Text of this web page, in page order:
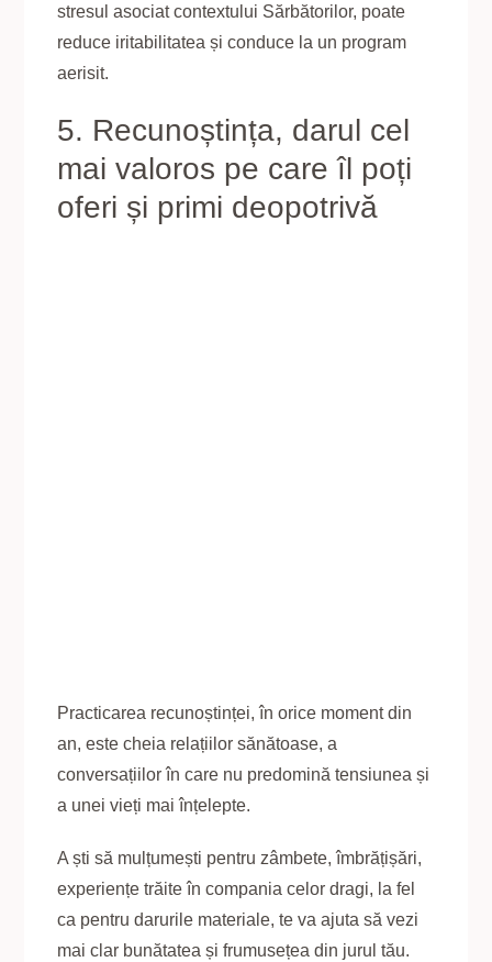
stresul asociat contextului Sărbătorilor, poate
reduce iritabilitatea și conduce la un program
aerisit.
5. Recunoștința, darul cel
mai valoros pe care îl poți
oferi și primi deopotrivă
Practicarea recunoștinței, în orice moment din
an, este cheia relațiilor sănătoase, a
conversațiilor în care nu predomină tensiunea și
a unei vieți mai înțelepte.
A ști să mulțumești pentru zâmbete, îmbrățișări,
experiențe trăite în compania celor dragi, la fel
ca pentru darurile materiale, te va ajuta să vezi
mai clar bunătatea și frumusețea din jurul tău.